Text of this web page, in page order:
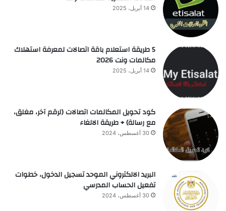
14 أبريل، 2025
5 طريقة استعلام باقة اتصالات لمعرفة استهلاك
مكالمات ونت 2026
14 أبريل، 2025
كود تحويل المكالمات اتصالات (لرقم آخر، مغلق،
مع رسالة) + طريقة الالغاء
30 أغسطس، 2024
البريد الالكتروني الموحد تسجيل الدخول، خطوات
تفعيل الحساب المدرسي
30 أغسطس، 2024